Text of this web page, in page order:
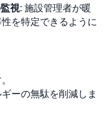
視: 施設管理者が暖
を特定できるように
ーの無駄を削減しま